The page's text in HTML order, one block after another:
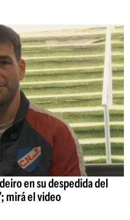
en su despedida del
mirá el video